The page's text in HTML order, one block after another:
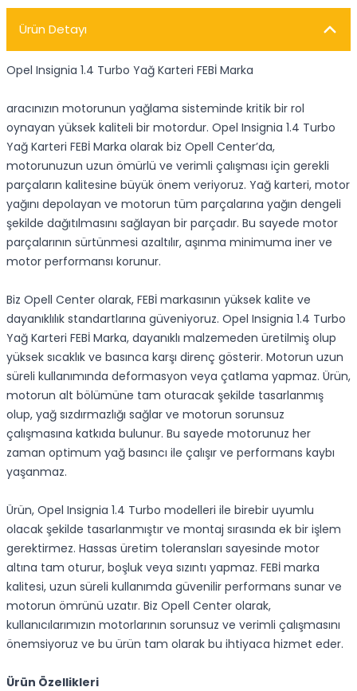
Ürün Detayı
Opel Insignia 1.4 Turbo Yağ Karteri FEBİ Marka
aracınızın motorunun yağlama sisteminde kritik bir rol
oynayan yüksek kaliteli bir motordur. Opel Insignia 1.4 Turbo
Yağ Karteri FEBİ Marka olarak biz Opell Center’da,
motorunuzun uzun ömürlü ve verimli çalışması için gerekli
parçaların kalitesine büyük önem veriyoruz. Yağ karteri, motor
yağını depolayan ve motorun tüm parçalarına yağın dengeli
şekilde dağıtılmasını sağlayan bir parçadır. Bu sayede motor
parçalarının sürtünmesi azaltılır, aşınma minimuma iner ve
motor performansı korunur.
Biz Opell Center olarak, FEBİ markasının yüksek kalite ve
dayanıklılık standartlarına güveniyoruz. Opel Insignia 1.4 Turbo
Yağ Karteri FEBİ Marka, dayanıklı malzemeden üretilmiş olup
yüksek sıcaklık ve basınca karşı direnç gösterir. Motorun uzun
süreli kullanımında deformasyon veya çatlama yapmaz. Ürün,
motorun alt bölümüne tam oturacak şekilde tasarlanmış
olup, yağ sızdırmazlığı sağlar ve motorun sorunsuz
çalışmasına katkıda bulunur. Bu sayede motorunuz her
zaman optimum yağ basıncı ile çalışır ve performans kaybı
yaşanmaz.
Ürün, Opel Insignia 1.4 Turbo modelleri ile birebir uyumlu
olacak şekilde tasarlanmıştır ve montaj sırasında ek bir işlem
gerektirmez. Hassas üretim toleransları sayesinde motor
altına tam oturur, boşluk veya sızıntı yapmaz. FEBİ marka
kalitesi, uzun süreli kullanımda güvenilir performans sunar ve
motorun ömrünü uzatır. Biz Opell Center olarak,
kullanıcılarımızın motorlarının sorunsuz ve verimli çalışmasını
önemsiyoruz ve bu ürün tam olarak bu ihtiyaca hizmet eder.
Ürün Özellikleri